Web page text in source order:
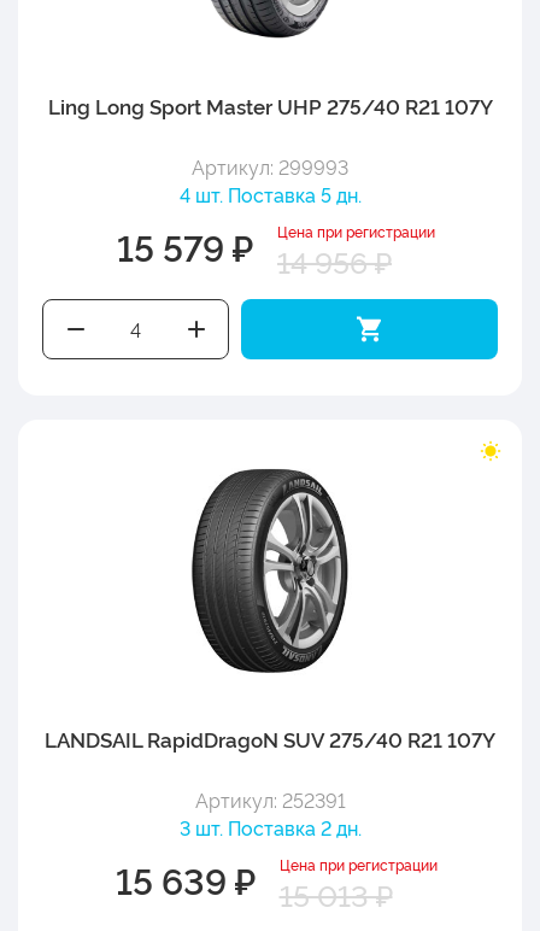
Ling Long Sport Master UHP 275/40 R21 107Y
Артикул: 299993
4 шт. Поставка 5 дн.
15 579 ₽ Цена при регистрации
14 956 ₽
LANDSAIL RapidDragoN SUV 275/40 R21 107Y
Артикул: 252391
3 шт. Поставка 2 дн.
15 639 ₽ Цена при регистрации
15 013 ₽